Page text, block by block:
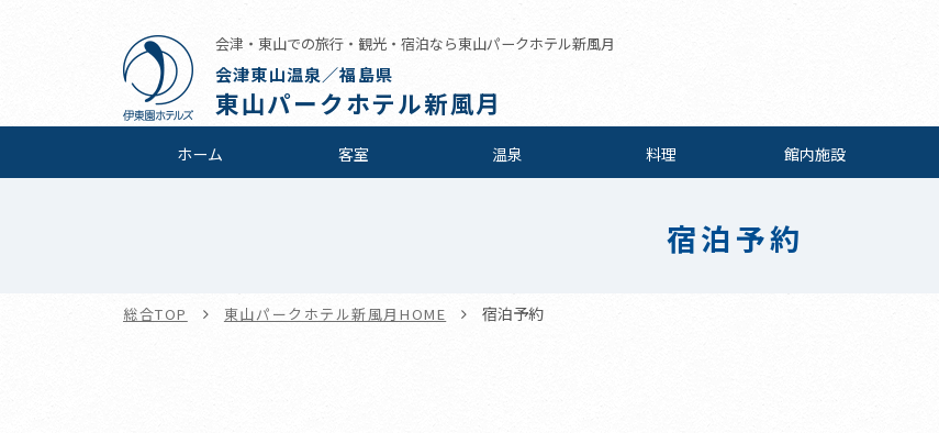
会津・東山での旅行・観光・宿泊なら東山パークホテル新風月
会津東山温泉／福島県
東山パークホテル新風月
ホーム 客室 温泉 料理 館内施設
宿泊予約
総合TOP 東山パークホテル新風月HOME 宿泊予約